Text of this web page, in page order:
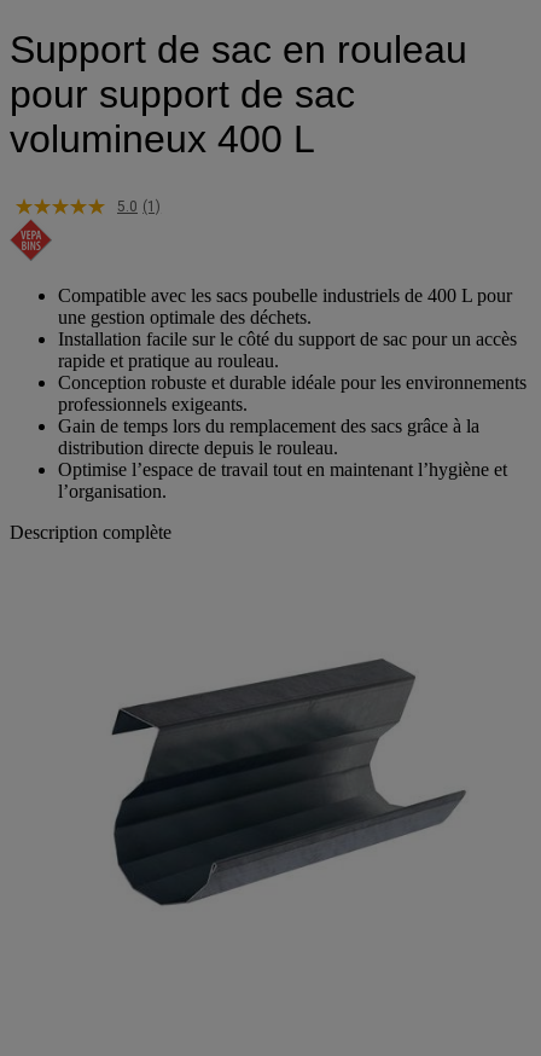
Support de sac en rouleau
pour support de sac
volumineux 400 L
Compatible avec les sacs poubelle industriels de 400 L pour
une gestion optimale des déchets.
Installation facile sur le côté du support de sac pour un accès
rapide et pratique au rouleau.
Conception robuste et durable idéale pour les environnements
professionnels exigeants.
Gain de temps lors du remplacement des sacs grâce à la
distribution directe depuis le rouleau.
Optimise l’espace de travail tout en maintenant l’hygiène et